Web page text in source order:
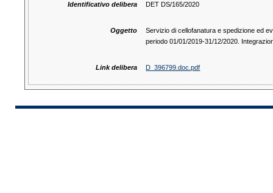
Identificativo delibera DET DS/165/2020
Oggetto
Servizio di cellofanatura e spedizione ed
periodo 01/01/2019-31/12/2020.
Link delibera D_396799.doc.pdf